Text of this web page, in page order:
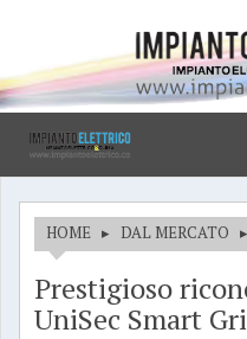
HOME ▸ DAL MERCATO ▸
Prestigioso
UniSec Smart